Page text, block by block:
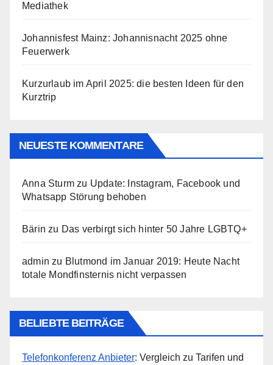
Mediathek
Johannisfest Mainz: Johannisnacht 2025 ohne
Feuerwerk
Kurzurlaub im April 2025: die besten Ideen für den
Kurztrip
NEUESTE KOMMENTARE
Anna Sturm zu Update: Instagram, Facebook und
Whatsapp Störung behoben
Bärin zu Das verbirgt sich hinter 50 Jahre LGBTQ+
admin zu Blutmond im Januar 2019: Heute Nacht
totale Mondfinsternis nicht verpassen
BELIEBTE BEITRÄGE
Telefonkonferenz Anbieter: Vergleich zu Tarifen und